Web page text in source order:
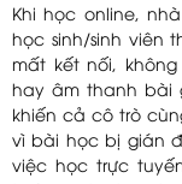
Khi học online,
học sinh/sinh viên
mất kết nối,
hay âm thanh bài
khiến cả cô trò
vì bài học bị gián
việc học trực